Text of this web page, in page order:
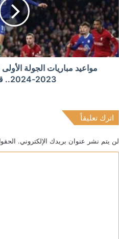
منذ 3 ساعات
تركيا.. 3.5 ألف رجل إطفاء وأكثر من 70 طائرة يكافحون حرائق الغابات
واشنطن تفرج عن 600 مليون دولار للقاحات الدول الفقيرة
منذ 4 ساعات
مواعيد مباريات الجولة
2023-2024.. قمة نارية
اترك تعليقاً
لن يتم نشر عنوان بريدك الإلكتروني.